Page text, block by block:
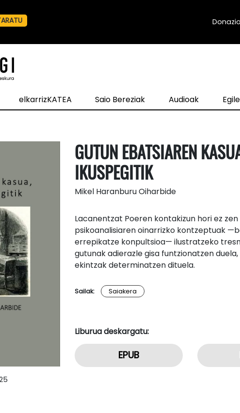
elkarrizKATEA Saio Bereziak Audioak
GUTUN EBATSIAREN
IKUSPEGITIK
Mikel Haranburu Oiharbide
Lacanentzat Poeren kontakizun hori ez
psikoanalisiaren oinarrizko kontzeptuak
errepikatze konpultsioa— ilustratzeko
gutunak adierazle gisa funtzionatzen
ekintzak determinatzen dituela.
Sailak: Saiakera
Liburua deskargatu:
EPUB